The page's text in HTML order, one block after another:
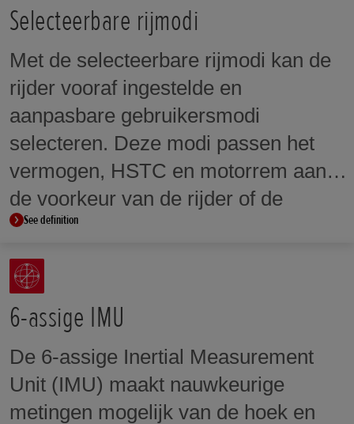
toerentalbereik nauwkeurig te
regelen, zodat een gecontroleerd en
progressief koppel wordt geleverd.
Het maakt ook het gebruik mogelijk
van rijhulpsystemen zoals
selecteerbare rijmodi, Honda
Selectable Torque Control (HSTC),
wheelie-beperking en selecteerbare
niveaus van vermogen en motorrem.
Selecteerbare rijmodi
Met de selecteerbare rijmodi kan de
rijder vooraf ingestelde en
aanpasbare gebruikersmodi
selecteren. Deze modi passen het
vermogen, HSTC en motorrem aan
de voorkeur van de rijder of de
rijomstandigheden aan.
See definition
6-assige IMU
De 6-assige Inertial Measurement
Unit (IMU) maakt nauwkeurige
metingen mogelijk van de hoek en